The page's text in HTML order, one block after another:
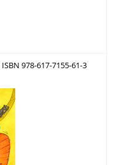
978-617-7155-61-3